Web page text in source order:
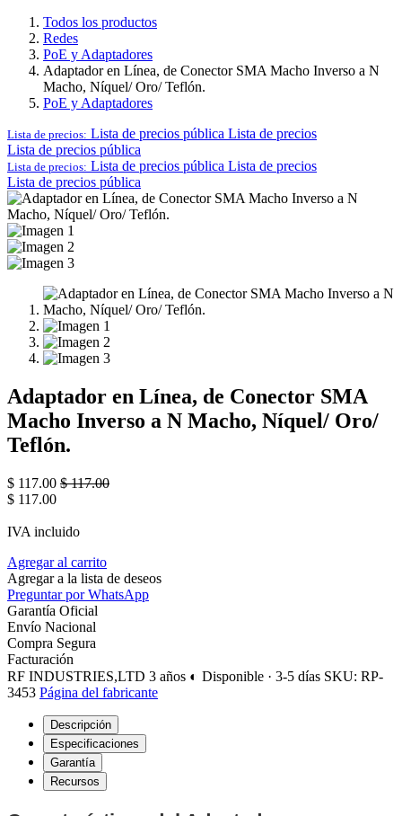
Todos los productos
Redes
PoE y Adaptadores
Adaptador en Línea, de Conector SMA Macho Inverso a N
Macho, Níquel/ Oro/ Teflón.
PoE y Adaptadores
Lista de precios: Lista de precios pública Lista de precios
Lista de precios pública
Lista de precios: Lista de precios pública Lista de precios
Lista de precios pública
Adaptador en Línea, de Conector SMA
Macho Inverso a N Macho, Níquel/ Oro/
Teflón.
$ 117.00 $117.00
$ 117.00
IVA incluido
Agregar al carrito
Agregar a la lista de deseos
Preguntar por WhatsApp
Garantía Oficial
Envío Nacional
Compra Segura
Facturación
RF INDUSTRIES,LTD 3 años ◐ Disponible · 3-5 días SKU: RP-
3453 Página del fabricante
Descripción
Especificaciones
Garantía
Recursos